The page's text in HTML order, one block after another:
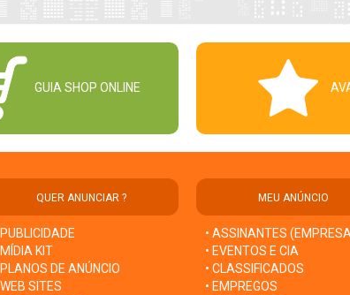
GUIA SHOP ONLINE
QUER ANUNCIAR ?
PUBLICIDADE
MÍDIA KIT
PLANOS DE ANÚNCIO
WEB SITES
MEU ANÚNCIO
• ASSINANTES
• EVENTOS E CIA
• CLASSIFICADOS
• EMPREGOS